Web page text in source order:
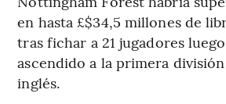
en hasta £$34,5 millones de
tras fichar a 21 jugadores
ascendido a la primera
inglés.